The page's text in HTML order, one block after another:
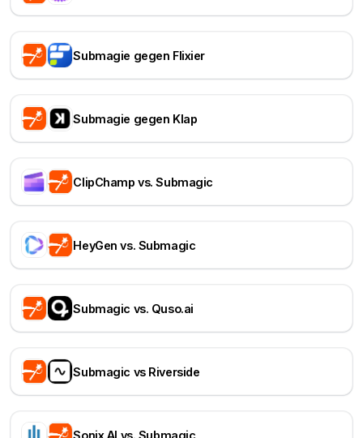
Submagie gegen Flixier
Submagie gegen Klap
ClipChamp vs. Submagic
HeyGen vs. Submagic
Submagic vs. Quso.ai
Submagic vs Riverside
Sonix AI vs. Submagic